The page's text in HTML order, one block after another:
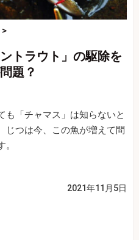
>
トラウト」の駆除を
題？
も「チャマス」は知らないと
じつは今、この魚が増えて問
2021年11月5日